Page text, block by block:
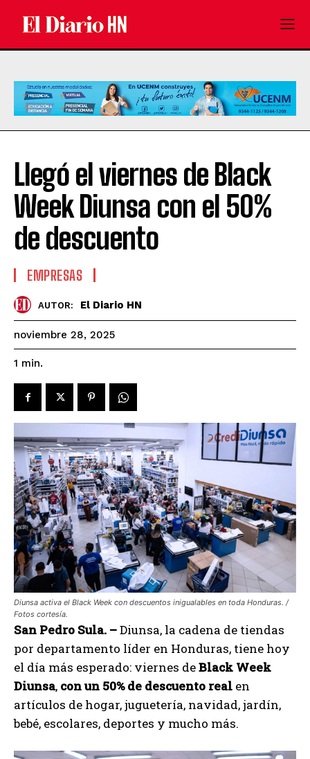
Llegó el viernes de Black
Week Diunsa con el 50%
de descuento
EMPRESAS
AUTOR: El Diario HN
noviembre 28, 2025
1 min.
Diunsa activa el Black Week con descuentos inigualables en toda Honduras. /
Fotos cortesía.
San Pedro Sula. –Diunsa, la cadena de tiendas
por departamento líder en Honduras, tiene hoy
el día más esperado: viernes deBlack Week
Diunsa, con un 50% de descuento real en
artículos de hogar, juguetería, navidad, jardín,
bebé, escolares, deportes y mucho más.